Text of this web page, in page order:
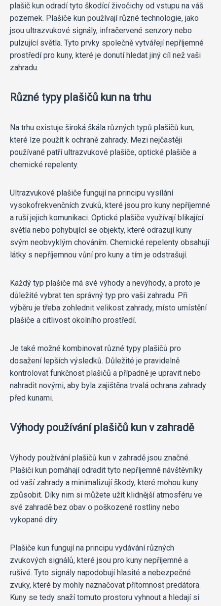
plašič kun odradí tyto škodící živočichy od vstupu na váš
pozemek. Plašiče kun používají různé technologie, jako
jsou ultrazvukové signály, infračervené senzory nebo
pulzující světla. Tyto prvky společně vytvářejí nepříjemné
prostředí pro kuny, které je donutí hledat jiný cíl než vaši
zahradu.
Různé typy plašičů kun na trhu
Na trhu existuje široká škála různých typů plašičů kun,
které lze použít k ochraně zahrady. Mezi nejčastěji
používané patří ultrazvukové plašiče, optické plašiče a
chemické repelenty.
Ultrazvukové plašiče fungují na principu vysílání
vysokofrekvenčních zvuků, které jsou pro kuny nepříjemné
a ruší jejich komunikaci. Optické plašiče využívají blikající
světla nebo pohybující se objekty, které odrazují kuny
svým neobvyklým chováním. Chemické repelenty obsahují
látky s nepříjemnou vůní pro kuny a tím je odstrašují.
Každý typ plašiče má své výhody a nevýhody, a proto je
důležité vybrat ten správný typ pro vaši zahradu. Při
výběru je třeba zohlednit velikost zahrady, místo umístění
plašiče a citlivost okolního prostředí.
Je také možné kombinovat různé typy plašičů pro
dosažení lepších výsledků. Důležité je pravidelně
kontrolovat funkčnost plašičů a případně je upravit nebo
nahradit novými, aby byla zajištěna trvalá ochrana zahrady
před kunami.
Výhody používání plašičů kun v zahradě
Výhody používání plašičů kun v zahradě jsou značné.
Plašiči kun pomáhají odradit tyto nepříjemné návštěvníky
od vaší zahrady a minimalizují škody, které mohou kuny
způsobit. Díky nim si můžete užít klidnější atmosféru ve
své zahradě bez obav o poškozené rostliny nebo
vykopané díry.
Plašiče kun fungují na principu vydávání různých
zvukových signálů, které jsou pro kuny nepříjemné a
rušivé. Tyto signály napodobují hlasité a nebezpečné
zvuky, které by mohly naznačovat přítomnost predátora.
Kuny se tedy snaží tomuto prostoru vyhnout a hledají si